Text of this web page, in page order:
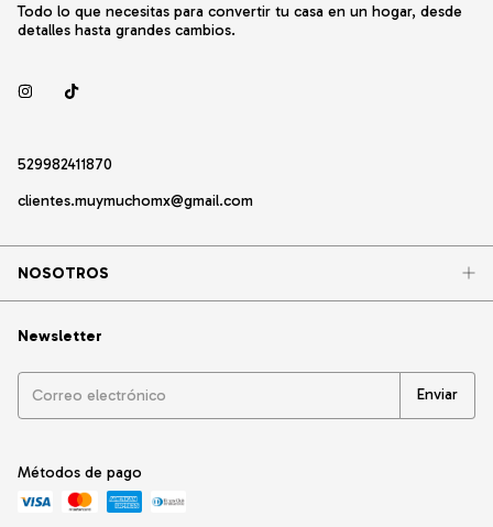
Todo lo que necesitas para convertir tu casa en un hogar, desde
detalles hasta grandes cambios.
529982411870
clientes.muymuchomx@gmail.com
NOSOTROS
Newsletter
Métodos de pago